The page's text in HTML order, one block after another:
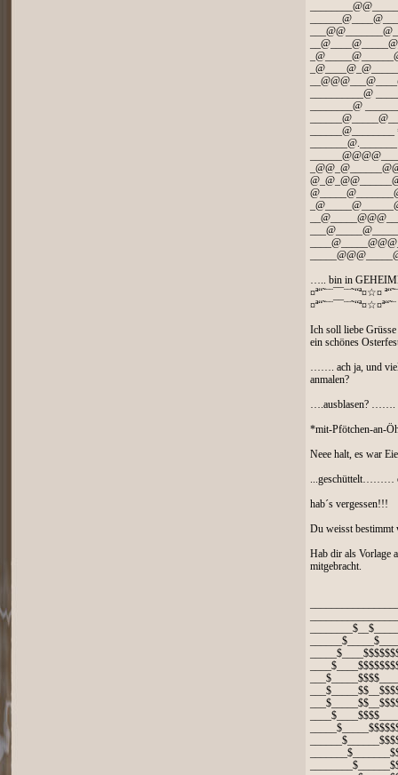
__________@
________@
….. bin in
¤ª“˜¨¨¯¯¨¨˜“ª¤☆¤ ª“˜¨
¤ª“˜¨¨¯¯¨¨˜“ª¤☆¤ª“˜¨
Ich soll liebe
ein schönes
……. ach ja, und viel
anmalen?
….ausblasen? …….
*mit-Pfötchen-an-
Neee halt, es war
...geschüttelt………
hab´s vergessen!!!
Du weisst bestimmt
Hab dir als Vorlage
mitgebracht.